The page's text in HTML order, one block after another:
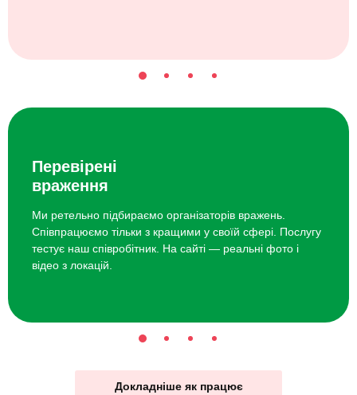
Перевірені
враження
Ми ретельно підбираємо організаторів вражень.
Співпрацюємо тільки з кращими у своїй сфері. Послугу
тестує наш співробітник. На сайті — реальні фото і
відео з локацій.
Докладніше як працює